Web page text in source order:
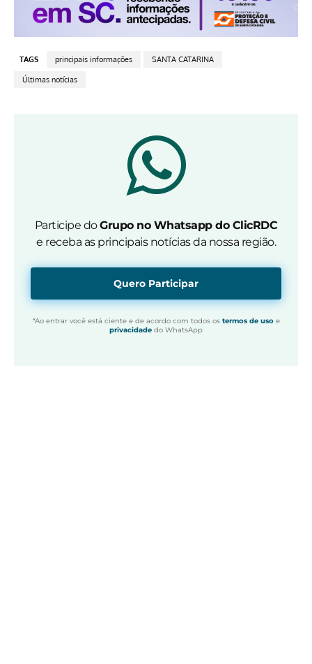
TAGS principais informações SANTA CATARINA
Últimas notícias
Participe doGrupo no Whatsapp do ClicRDC
e receba as principais notícias da nossa região.
Quero Participar
*Ao entrar você está ciente e de acordo com todos os termos de usoe
privacidade do WhatsApp